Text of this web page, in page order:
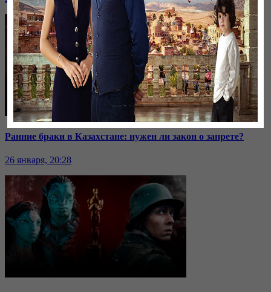
Ранние браки в Казахстане: нужен ли закон о запрете?
26 января, 20:28